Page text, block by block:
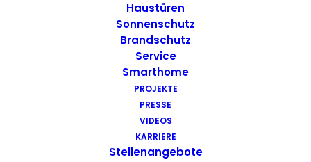
Haustüren
Sonnenschutz
Brandschutz
Service
Smarthome
PROJEKTE
PRESSE
VIDEOS
KARRIERE
Stellenangebote
Dallwig bietet
Perspektive
Du hast Bock auf einen Job mit
Action. Bewirb dich ganz einfach